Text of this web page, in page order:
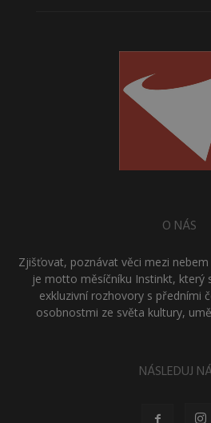
O NÁS
Zjišťovat, poznávat věci mezi
je motto měsíčníku Instinkt, který
exkluzivní rozhovory s předními
osobnostmi ze světa kultury,
NÁSLEDUJ